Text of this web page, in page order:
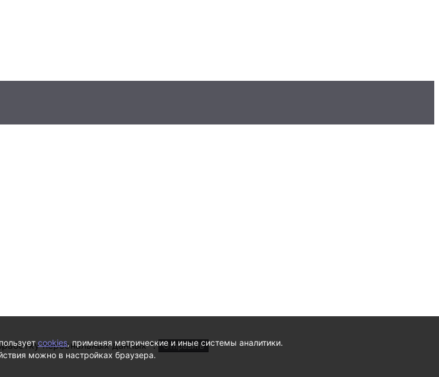
персональных данных *.
cookies, применяя метрические и иные системы аналитики.
можно в настройках браузера.